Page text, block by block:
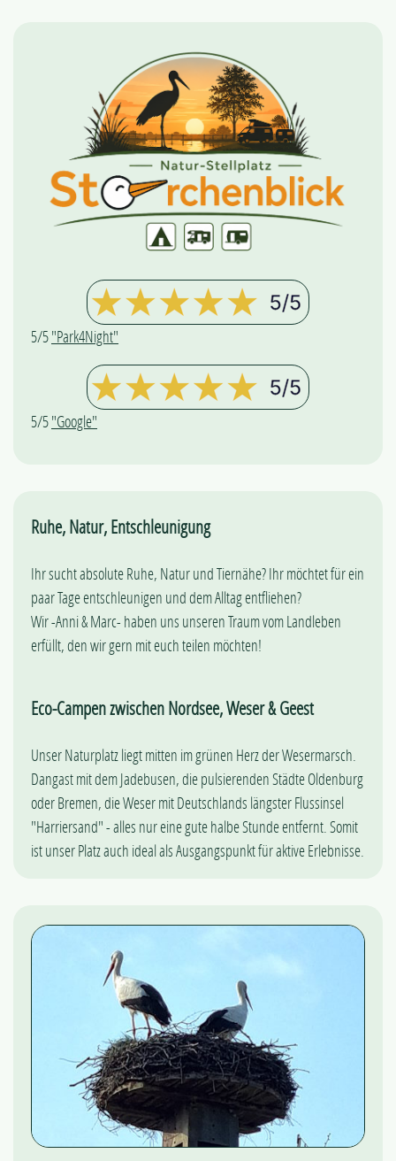
5/5"Park4Night"
5/5"Google"
Ruhe, Natur, Entschleunigung
Ihr sucht absolute Ruhe, Natur und Tiernähe? Ihr möchtet für ein
paar Tage entschleunigen und dem Alltag entfliehen?
Wir -Anni & Marc- haben uns unseren Traum vom Landleben
erfüllt, den wir gern mit euch teilen möchten!
Eco-Campen zwischen Nordsee, Weser & Geest
Unser Naturplatz liegt mitten im grünen Herz der Wesermarsch.
Dangast mit dem Jadebusen, die pulsierenden Städte Oldenburg
oder Bremen, die Weser mit Deutschlands längster Flussinsel
"Harriersand" - alles nur eine gute halbe Stunde entfernt. Somit
ist unser Platz auch ideal als Ausgangspunkt für aktive Erlebnisse.